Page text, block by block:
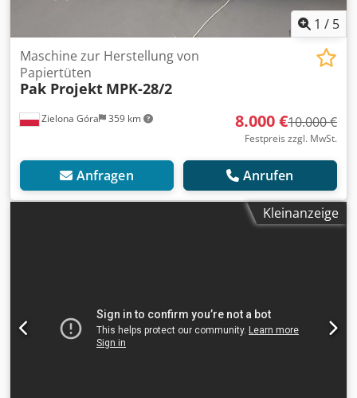
1 / 5
Zielona Góra 359 km
Maschine zur Herstellung von
Papiertüten
Pak Projekt MPK-28/2
8.000 €10.000 €
Festpreis zzgl. MwSt.
Anfragen Anrufen
Kleinanzeige